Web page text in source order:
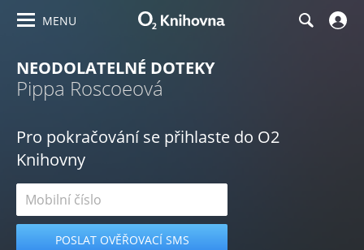
MENU
NEODOLATELNÉ DOTEKY
Pippa Roscoeová
Pro pokračování se přihlaste do O2
Knihovny